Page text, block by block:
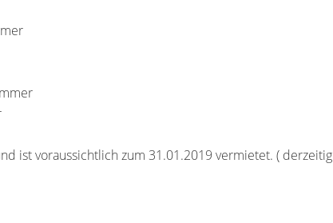
ist voraussichtlich zum 31.01.2019 vermietet. ( derzeitig